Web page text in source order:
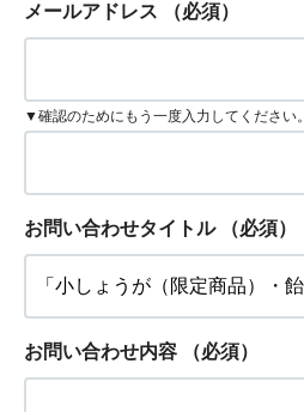
メールアドレス （必須）
▼確認のためにもう一度入力してください。
お問い合わせタイトル （必須）
お問い合わせ内容 （必須）